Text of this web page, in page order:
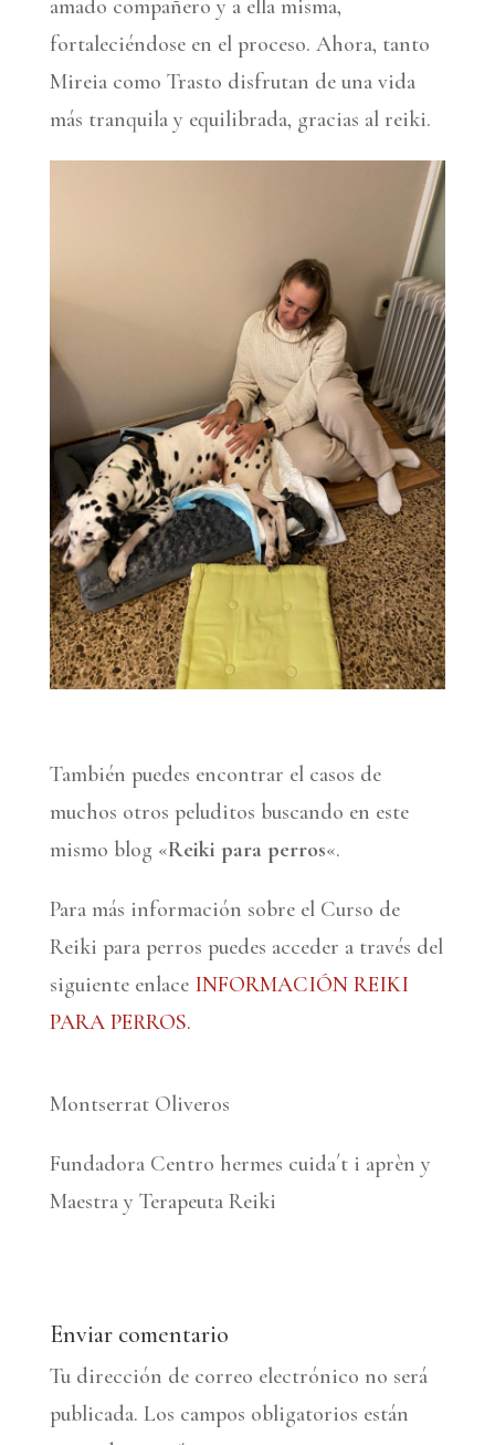
amado compañero y a ella misma,
fortaleciéndose en el proceso. Ahora, tanto
Mireia como Trasto disfrutan de una vida
más tranquila y equilibrada, gracias al reiki.
También puedes encontrar el casos de
muchos otros peluditos buscando en este
mismo blog «Reiki para perros«.
Para más información sobre el Curso de
Reiki para perros puedes acceder a través del
siguiente enlace INFORMACIÓN REIKI
PARA PERROS.
Montserrat Oliveros
Fundadora Centro hermes cuida´t i aprèn y
Maestra y Terapeuta Reiki
Enviar comentario
Tu dirección de correo electrónico no será
publicada. Los campos obligatorios están